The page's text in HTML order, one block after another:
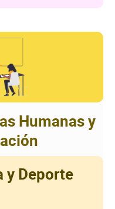
Humanas y
y Deporte